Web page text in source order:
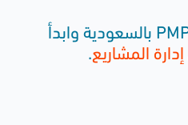
احجز مقعدك في اختبار PMP بالسعودية وابدأ
إدارة المشاريع.